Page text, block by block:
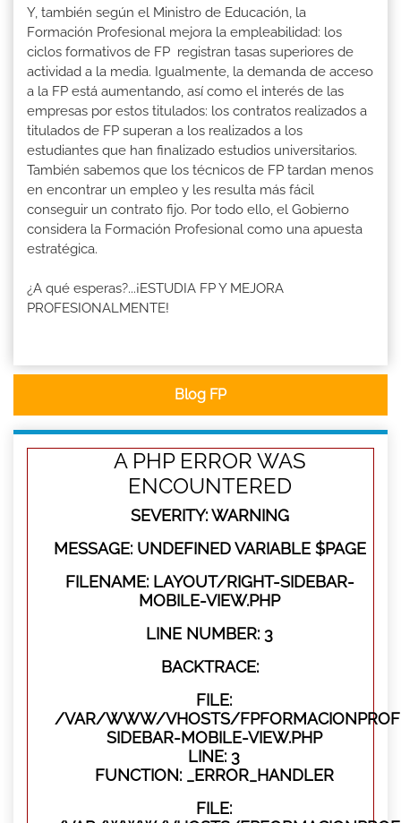
Y, también según el Ministro de Educación, la
Formación Profesional mejora la empleabilidad: los
ciclos formativos de FP registran tasas superiores de
actividad a la media. Igualmente, la demanda de acceso
a la FP está aumentando, así como el interés de las
empresas por estos titulados: los contratos realizados a
titulados de FP superan a los realizados a los
estudiantes que han finalizado estudios universitarios.
También sabemos que los técnicos de FP tardan menos
en encontrar un empleo y les resulta más fácil
conseguir un contrato fijo. Por todo ello, el Gobierno
considera la Formación Profesional como una apuesta
estratégica.
¿A qué esperas?...¡ESTUDIA FP Y MEJORA
PROFESIONALMENTE!
Blog FP
A PHP ERROR WAS
ENCOUNTERED
SEVERITY: WARNING
MESSAGE: UNDEFINED VARIABLE $PAGE
FILENAME: LAYOUT/RIGHT-SIDEBAR-
MOBILE-VIEW.PHP
LINE NUMBER: 3
BACKTRACE:
FILE:
/VAR/WWW/VHOSTS/
SIDEBAR-MOBILE-VIEW.PHP
LINE: 3
FUNCTION: _ERROR_HANDLER
FILE: